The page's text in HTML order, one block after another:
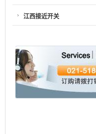
江西接近开关